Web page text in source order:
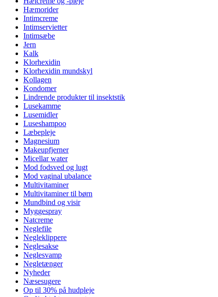
Hæmorider
Intimcreme
Intimservietter
Intimsæbe
Jern
Kalk
Klorhexidin
Klorhexidin mundskyl
Kollagen
Kondomer
Lindrende produkter til insektstik
Lusekamme
Lusemidler
Luseshampoo
Læbepleje
Magnesium
Makeupfjerner
Micellar water
Mod fodsved og lugt
Mod vaginal ubalance
Multivitaminer
Multivitaminer til børn
Mundbind og visir
Myggespray
Natcreme
Neglefile
Negleklippere
Neglesakse
Neglesvamp
Negletænger
Nyheder
Næsesugere
Op til 30% på hudpleje